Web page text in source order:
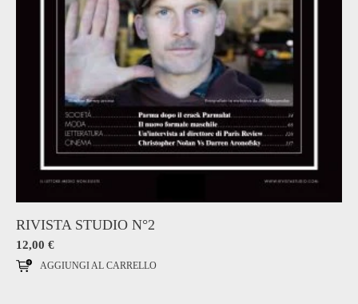
RIVISTA STUDIO N°2
12,00 €
AGGIUNGI AL CARRELLO